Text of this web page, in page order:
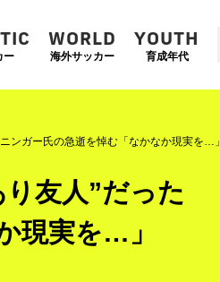
ー
WORLD
海外サッカー
YOUTH
育成年代
ンガー氏の急逝を悼む「なかなか現実を…」
友人”だった
現実を…」